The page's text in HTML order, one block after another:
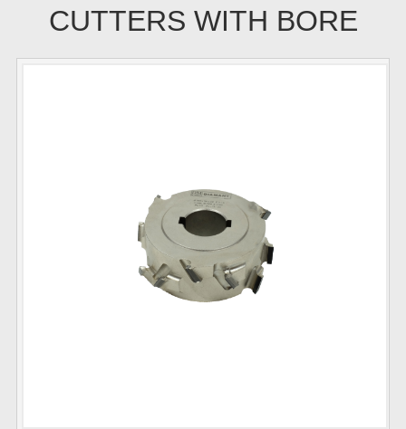
CUTTERS WITH BORE